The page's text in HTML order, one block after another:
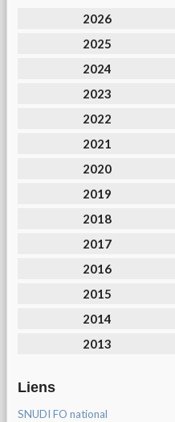
2026
2025
2024
2023
2022
2021
2020
2019
2018
2017
2016
2015
2014
2013
Liens
SNUDI FO national